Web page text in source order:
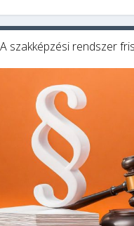
A szakképzési rendszer